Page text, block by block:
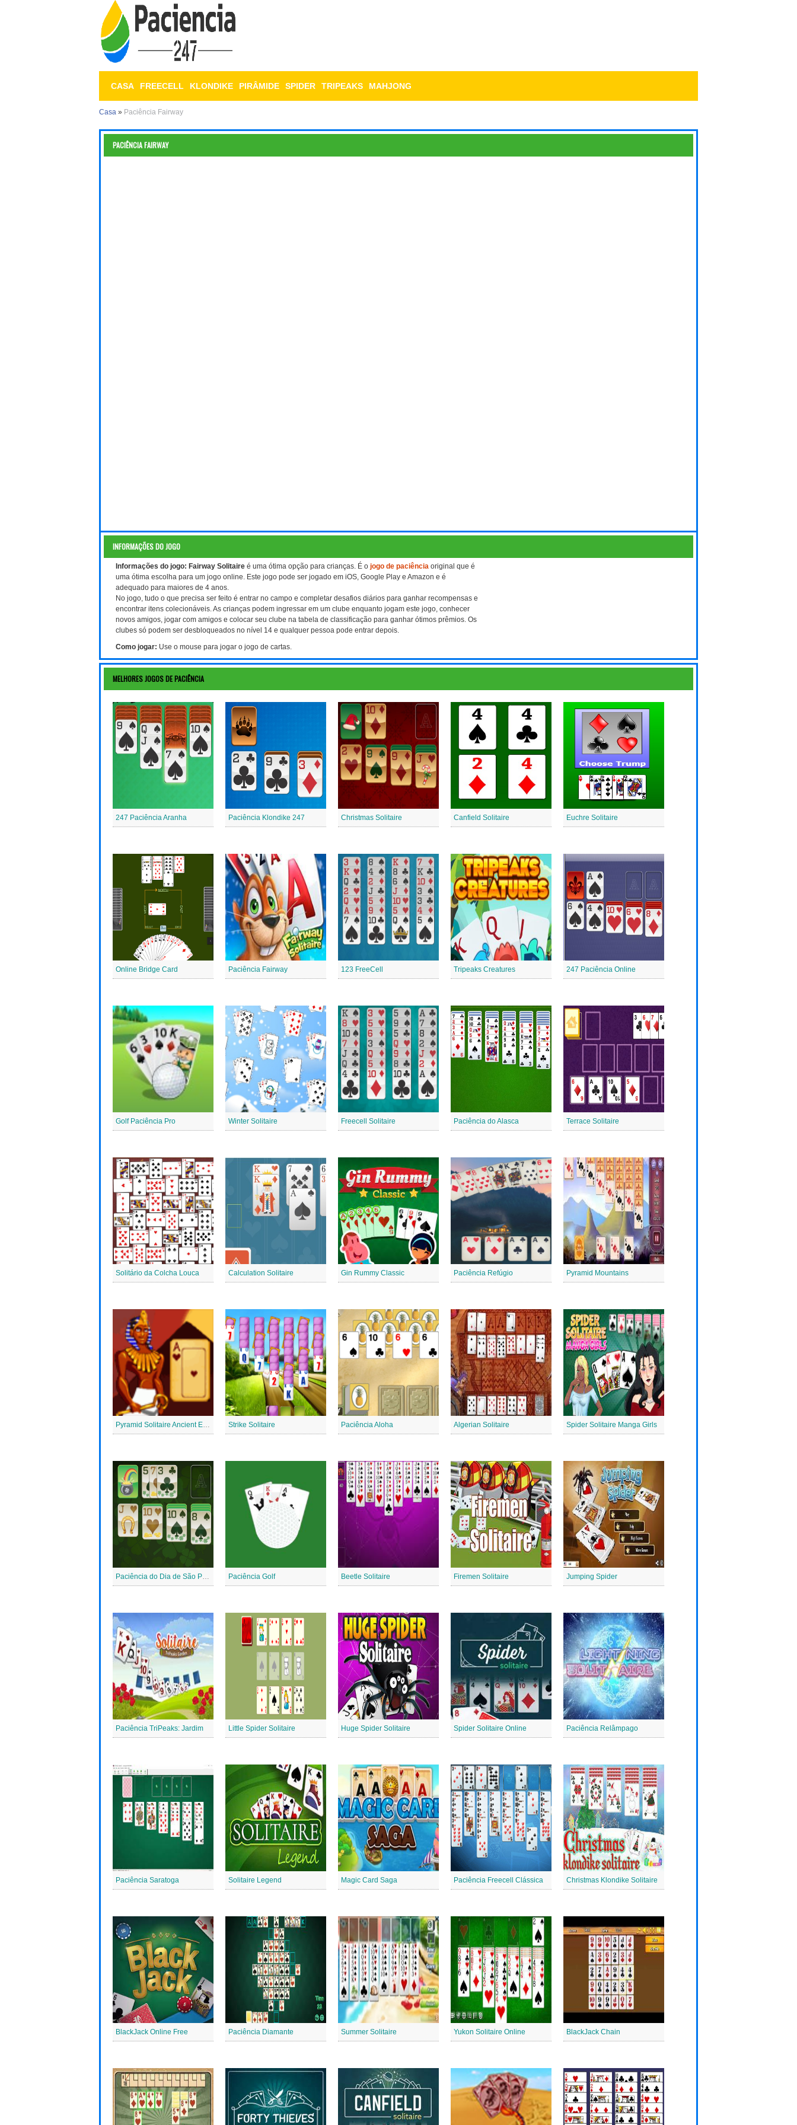
CASA FREECELL KLONDIKE PIRÂMIDE SPIDER TRIPEAKS MAHJONG
Casa » Paciência Fairway
PACIÊNCIA FAIRWAY
INFORMAÇÕES DO JOGO
Informações do jogo: Fairway Solitaire é uma ótima opção para crianças. É o jogo de paciência original que é
uma ótima escolha para um jogo online. Este jogo pode ser jogado em iOS, Google Play e Amazon e é
adequado para maiores de 4 anos.
No jogo, tudo o que precisa ser feito é entrar no campo e completar desafios diários para ganhar recompensas e
encontrar itens colecionáveis. As crianças podem ingressar em um clube enquanto jogam este jogo, conhecer
novos amigos, jogar com amigos e colocar seu clube na tabela de classificação para ganhar ótimos prêmios. Os
clubes só podem ser desbloqueados no nível 14 e qualquer pessoa pode entrar depois.
Como jogar: Use o mouse para jogar o jogo de cartas.
MELHORES JOGOS DE PACIÊNCIA
247 Paciência Aranha Paciência Klondike 247 Christmas Solitaire Canfield Solitaire Euchre Solitaire
Online Bridge Card Paciência Fairway 123 FreeCell Tripeaks Creatures 247 Paciência Online
Golf Paciência Pro Winter Solitaire Freecell Solitaire Paciência do Alasca Terrace Solitaire
Solitário da Colcha Louca Calculation Solitaire Gin Rummy Classic Paciência Refúgio Pyramid Mountains
Pyramid Solitaire Ancient Egypt Strike Solitaire Paciência Aloha Algerian Solitaire Spider Solitaire Manga Girls
Paciência do Dia de São Patrício Paciência Golf Beetle Solitaire Firemen Solitaire Jumping Spider
Paciência TriPeaks: Jardim Little Spider Solitaire Huge Spider Solitaire Spider Solitaire Online Paciência Relâmpago
Paciência Saratoga Solitaire Legend Magic Card Saga Paciência Freecell Clássica Christmas Klondike Solitaire
BlackJack Online Free Paciência Diamante Summer Solitaire Yukon Solitaire Online BlackJack Chain